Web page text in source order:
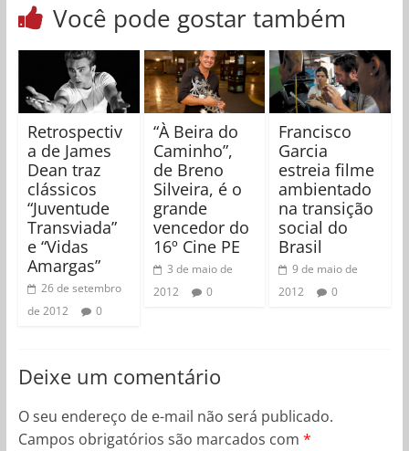
Você pode gostar também
Retrospectiv
a de James
Dean traz
clássicos
“Juventude
Transviada”
e “Vidas
Amargas”
26 de setembro
de 2012
0
“À Beira do
Caminho”,
de Breno
Silveira, é o
grande
vencedor do
16º Cine PE
3 de maio de
2012
0
Francisco
Garcia
estreia filme
ambientado
na transição
social do
Brasil
9 de maio de
2012
0
Deixe um comentário
O seu endereço de e-mail não será publicado.
Campos obrigatórios são marcados com *